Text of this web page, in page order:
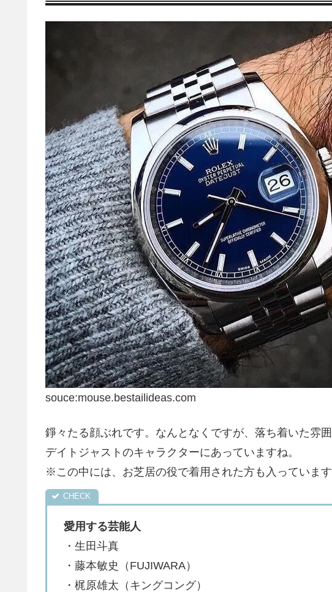
souce:mouse.bestailideas.com
錚々たる顔ぶれです。なんとなくですが、落ち着いた雰
デイトジャストのキャラクターにあっていますね。
※この中には、お芝居の役で着用された方も入っています
愛用する芸能人
・生田斗真
・藤本敏史（FUJIWARA）
・梶原雄太（キングコング）